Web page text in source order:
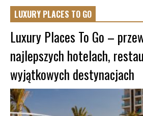
LUXURY PLACES TO GO
Luxury Places To Go –
najlepszych hotelach,
wyjątkowych destynacjach